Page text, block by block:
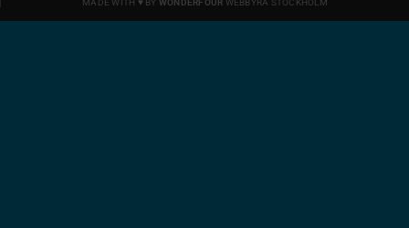
MADE WITH ♥ BY WONDERFOUR WEBBYRÅ STOCKHOLM